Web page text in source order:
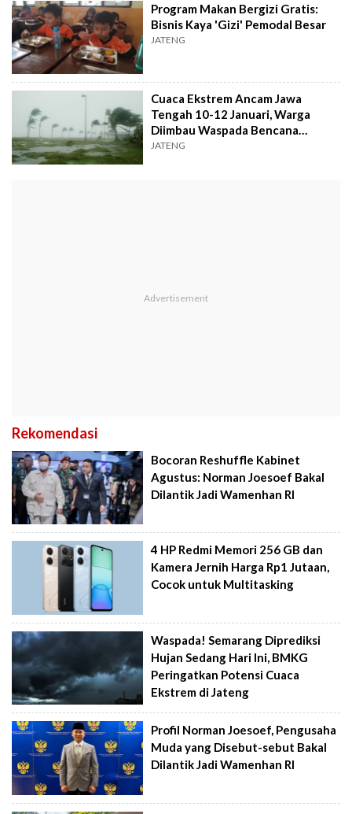
Program Makan Bergizi Gratis:
Bisnis Kaya 'Gizi' Pemodal Besar
JATENG
Cuaca Ekstrem Ancam Jawa
Tengah 10-12 Januari, Warga
Diimbau Waspada Bencana
Hidrometeorologi
JATENG
Rekomendasi
Bocoran Reshuffle Kabinet
Agustus: Norman Joesoef Bakal
Dilantik Jadi Wamenhan RI
4 HP Redmi Memori 256 GB dan
Kamera Jernih Harga Rp1 Jutaan,
Cocok untuk Multitasking
Waspada! Semarang Diprediksi
Hujan Sedang Hari Ini, BMKG
Peringatkan Potensi Cuaca
Ekstrem di Jateng
Profil Norman Joesoef, Pengusaha
Muda yang Disebut-sebut Bakal
Dilantik Jadi Wamenhan RI